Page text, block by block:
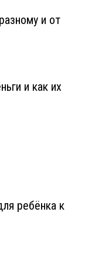
и от
и как их
ребёнка к